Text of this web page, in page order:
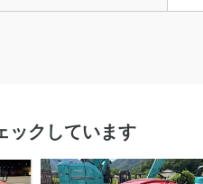
ックしています